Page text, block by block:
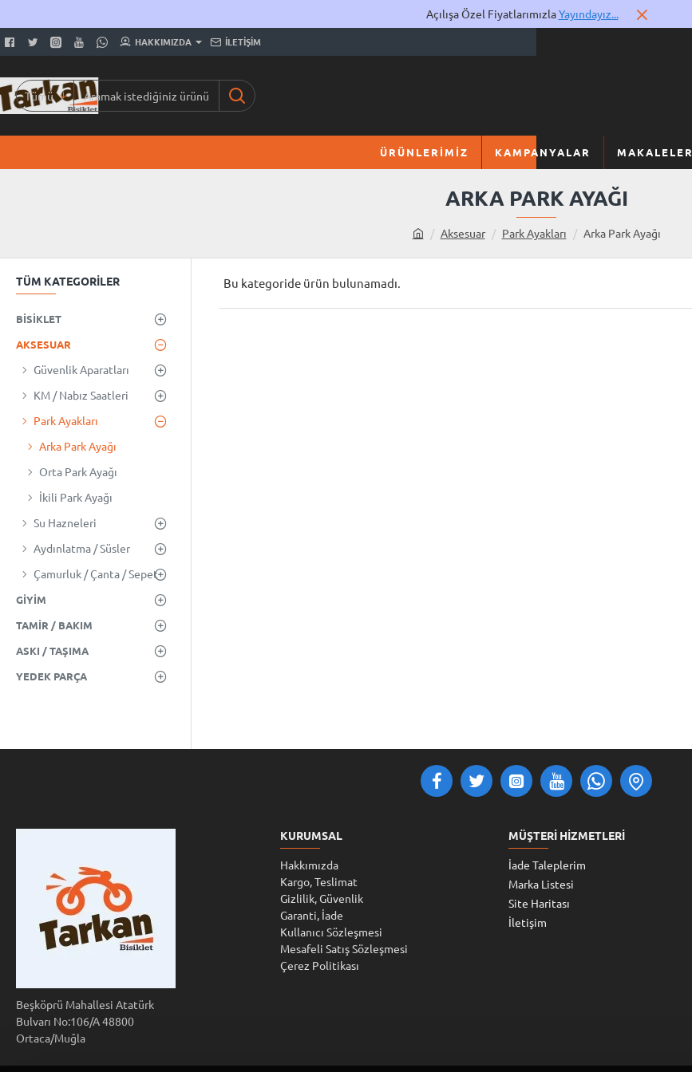
Açılışa Özel FiyatlarımızlaYayındayız...
HAKKIMIZDA İLETIŞIM
Tümü
Aramak
ürünü
ÜRÜNLERIMIZ KAMPANYALAR MAKALELER
ARKA PARK AYAĞI
o
Aksesuar Park Ayakları Arka Park Ayağı
TÜM KATEGORILER
BISIKLET
AKSESUAR
Güvenlik Aparatları
KM / Nabız Saatleri
Park Ayakları
Arka Park Ayağı
Orta Park Ayağı
İkili Park Ayağı
Su Hazneleri
Aydınlatma / Süsler
Çamurluk / Çanta / Sepet
GIYIM
TAMIR / BAKIM
ASKI / TAŞIMA
YEDEK PARÇA
Bu kategoride ürün bulunamadı.
Beşköprü Mahallesi Atatürk
Bulvarı No:106/A 48800
Ortaca/Muğla
KURUMSAL
Hakkımızda
Kargo, Teslimat
Gizlilik, Güvenlik
Garanti, İade
Kullanıcı Sözleşmesi
Mesafeli Satış Sözleşmesi
Çerez Politikası
MÜŞTERI HIZMETLERI
İade Taleplerim
Marka Listesi
Site Haritası
İletişim